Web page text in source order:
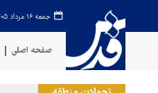
جمعه ۱۶ مرداد ۱۴۰۵
صفحه اصلی